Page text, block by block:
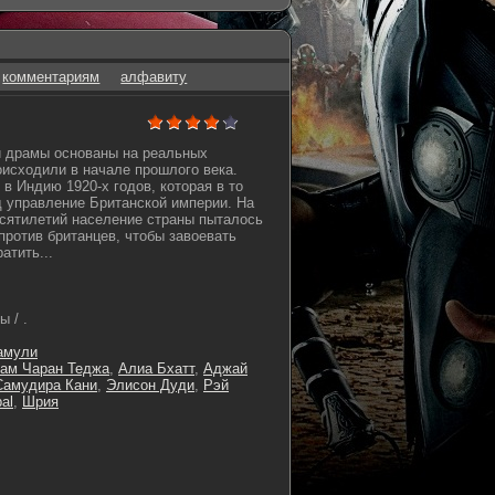
комментариям алфавиту
драмы основаны на реальных
в начале прошлого века.
Индию 1920-х годов, которая в то
Британской империи. На
население страны пыталось
британцев, чтобы завоевать
/ .
Чаран Теджа, Алиа Бхатт, Аджай
Кани, Элисон Дуди, Рэй
, Шрия